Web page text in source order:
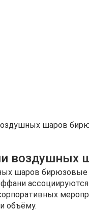
шаров
воздушных
шаров бирюзовые
объёму.